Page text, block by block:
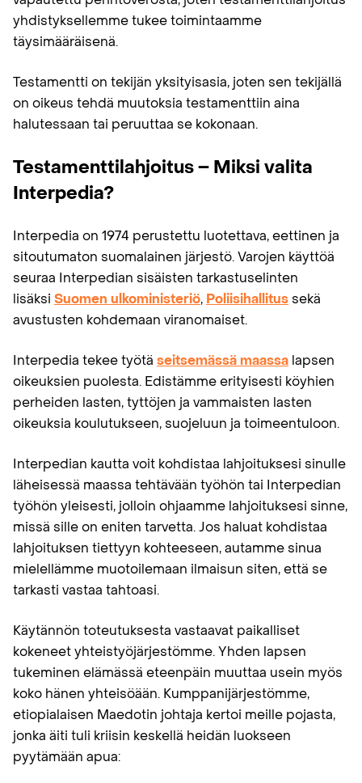
yhdistyksellemme tukee toimintaamme
täysimääräisenä.
Testamentti on tekijän yksityisasia, joten sen tekijällä
on oikeus tehdä muutoksia testamenttiin aina
halutessaan tai peruuttaa se kokonaan.
Testamenttilahjoitus – Miksi valita
Interpedia?
Interpedia on 1974 perustettu luotettava, eettinen ja
sitoutumaton suomalainen järjestö. Varojen käyttöä
seuraa Interpedian sisäisten tarkastuselinten
lisäksi Suomen ulkoministeriö, Poliisihallitus sekä
avustusten kohdemaan viranomaiset.
Interpedia tekee työtä seitsemässä maassa lapsen
oikeuksien puolesta. Edistämme erityisesti köyhien
perheiden lasten, tyttöjen ja vammaisten lasten
oikeuksia koulutukseen, suojeluun ja toimeentuloon.
Interpedian kautta voit kohdistaa lahjoituksesi sinulle
läheisessä maassa tehtävään työhön tai Interpedian
työhön yleisesti, jolloin ohjaamme lahjoituksesi sinne,
missä sille on eniten tarvetta. Jos haluat kohdistaa
lahjoituksen tiettyyn kohteeseen, autamme sinua
mielellämme muotoilemaan ilmaisun siten, että se
tarkasti vastaa tahtoasi.
Käytännön toteutuksesta vastaavat paikalliset
kokeneet yhteistyöjärjestömme. Yhden lapsen
tukeminen elämässä eteenpäin muuttaa usein myös
koko hänen yhteisöään. Kumppanijärjestömme,
etiopialaisen Maedotin johtaja kertoi meille pojasta,
jonka äiti tuli kriisin keskellä heidän luokseen
pyytämään apua: